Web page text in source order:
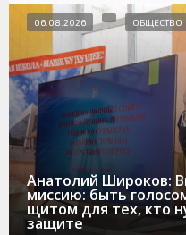
Анатолий Широков:
миссию: быть
щитом для тех, кто
защите
06.08.2026 ОБЩЕСТВО